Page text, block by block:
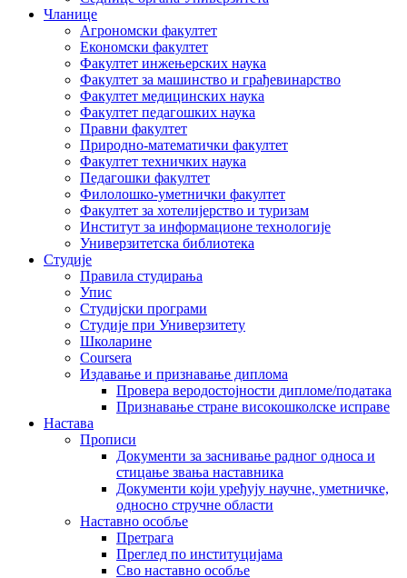
Чланице
Агрономски факултет
Економски факултет
Факултет инжењерских наука
Факултет за машинство и грађевинарство
Факултет медицинских наука
Факултет педагошких наука
Правни факултет
Природно-математички факултет
Факултет техничких наука
Педагошки факултет
Филолошко-уметнички факултет
Факултет за хотелијерство и туризам
Институт за информационе технологије
Универзитетска библиотека
Студије
Правила студирања
Упис
Студијски програми
Студије при Универзитету
Школарине
Coursera
Издавање и признавање диплома
Провера веродостојности дипломе/података
Признавање стране високошколске исправе
Настава
Прописи
Документи за заснивање радног односа и
стицање звања наставника
Документи који уређују научне, уметничке,
односно стручне области
Наставно особље
Претрага
Преглед по институцијама
Сво наставно особље